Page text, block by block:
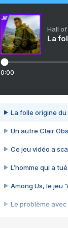
Hall
La
0:00
La folle origine
Un autre Clair
Ce jeu vidéo a
L’homme qui a
Among Us, le jeu
Le problème avec